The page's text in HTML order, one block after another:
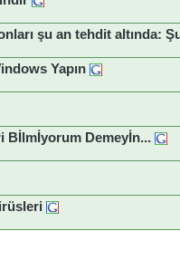
şu an tehdit altında:
Yapın
Demeyİn...